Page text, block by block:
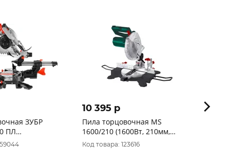
ЗУБР
ПЛ
10 395 p
Пила торцовочная MS
1600/210 (1600Вт, 210мм,
4500об/мин, 60х120мм)
FAVOURITE 122101600
Код товара: 123616
10